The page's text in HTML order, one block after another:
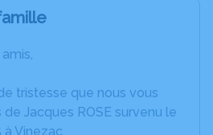
tristesse que nous vous
Jacques ROSE survenu le
Vinezac.